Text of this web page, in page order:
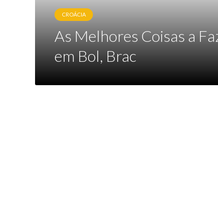
CROÁCIA
As Melhores Coisas a
em Bol, Brac